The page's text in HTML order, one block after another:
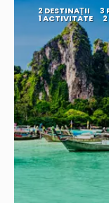
2 DESTINAŢII 3
1 ACTIVITATE 2